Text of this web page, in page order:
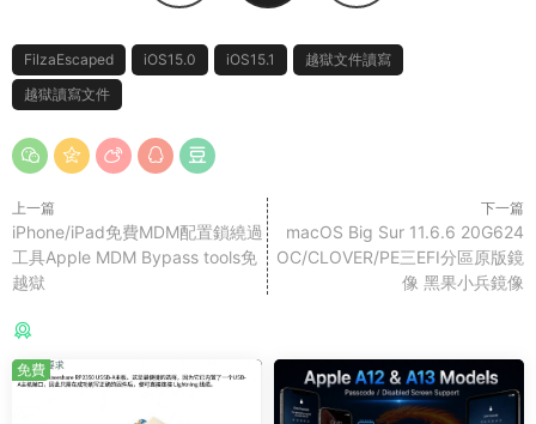
FilzaEscaped iOS15.0 iOS15.1
越獄文件讀寫
越獄讀寫文件
上一篇
iPhone/iPad免費MDM配置鎖繞過
工具Apple MDM Bypass tools免
越獄
下一篇
macOS Big Sur 11.6.6 20G624
OC/CLOVER/PE三EFI分區原版鏡
像 黑果小兵鏡像
免費